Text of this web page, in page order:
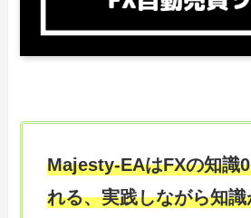
Majesty-EAはFXの知識
れる、実践しながら知